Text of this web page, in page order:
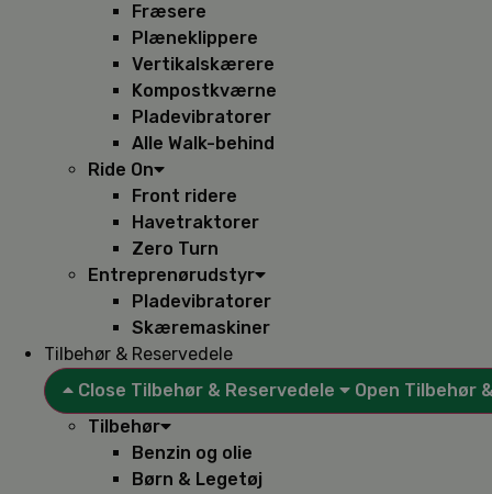
Fræsere
Plæneklippere
Vertikalskærere
Kompostkværne
Pladevibratorer
Alle Walk-behind
Ride On
Front ridere
Havetraktorer
Zero Turn
Entreprenørudstyr
Pladevibratorer
Skæremaskiner
Tilbehør & Reservedele
Close Tilbehør & Reservedele
Open Tilbehør
Tilbehør
Benzin og olie
Børn & Legetøj